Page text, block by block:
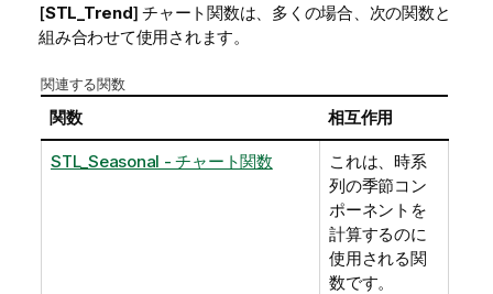
[STL_Trend] チャート関数は、多くの場合、次の関数と
組み合わせて使用されます。
関連する関数
関数 相互作用
STL_Seasonal - チャート関数
これは、時系
列の季節コン
ポーネントを
計算するのに
使用される関
数です。